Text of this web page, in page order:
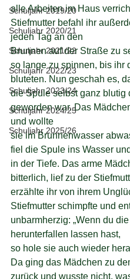
Schuljahr 2019/20
Schuljahr 2020/21
Schuljahr 2021/22
Schuljahr 2022/23
Schuljahr 2023/24
Schuljahr 2024/25
Schuljahr 2025/26
alle Arbeiten im Haus
Stiefmutter befahl ihr
jeden Tag an den
Brunnen auf der Straße zu
so lange zu spinnen, bis ihr
bluteten. Nun geschah es,
die Spule selbst ganz blutig
geworden war. Das
und wollte
sie im Brunnenwasser
fiel die Spule ins Wasser
in der Tiefe. Das arme
bitterlich, lief zu der
erzählte ihr von ihrem
Stiefmutter schimpfte und
unbarmherzig: „Wenn du
herunterfallen lassen hast,
so hole sie auch wieder
Da ging das Mädchen zu
zurück und wusste nicht,